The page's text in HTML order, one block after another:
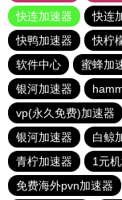
快连加速器
快连
快鸭加速器
快柠
软件中心
蜜蜂加
银河加速器
vp(永久免费)加速器
银河加速器
白鲸
青柠加速器
1元
免费海外pvn加速器